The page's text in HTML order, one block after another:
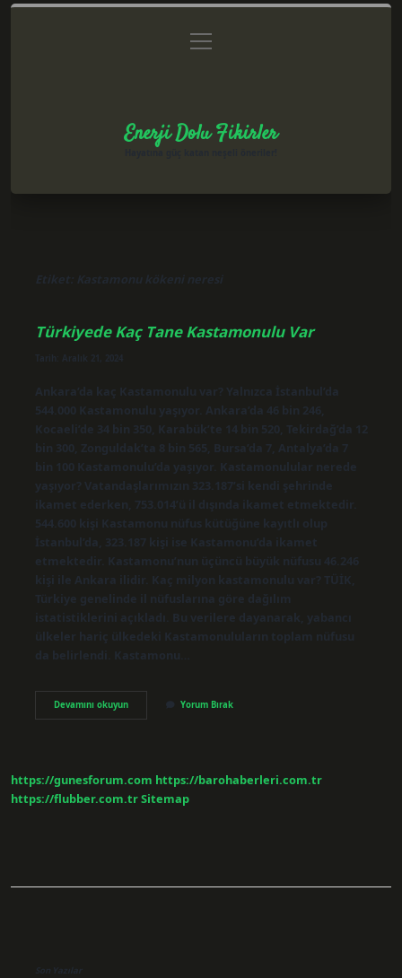
Gizlilik Politikası
menüyü
aç
Enerji Dolu Fikirler
Etiket: Kastamonu kökeni neresi
Türkiyede Kaç Tane Kastamonulu Var
Tarih: Aralık 21, 2024
Ankara’da kaç Kastamonulu var? Yalnızca İstanbul’da
544.000 Kastamonulu yaşıyor. Ankara’da 46 bin 246,
Kocaeli’de 34 bin 350, Karabük’te 14 bin 520, Tekirdağ’da 12
bin 300, Zonguldak’ta 8 bin 565, Bursa’da 7, Antalya’da 7
bin 100 Kastamonulu’da yaşıyor. Kastamonulular nerede
yaşıyor? Vatandaşlarımızın 323.187’si kendi şehrinde
ikamet ederken, 753.014’ü il dışında ikamet etmektedir.
544.600 kişi Kastamonu nüfus kütüğüne kayıtlı olup
İstanbul’da, 323.187 kişi ise Kastamonu’da ikamet
etmektedir. Kastamonu’nun üçüncü büyük nüfusu 46.246
kişi ile Ankara ilidir. Kaç milyon kastamonulu var? TÜİK,
Türkiye genelinde il nüfuslarına göre dağılım
istatistiklerini açıkladı. Bu verilere dayanarak, yabancı
ülkeler hariç ülkedeki Kastamonuluların toplam nüfusu
da belirlendi. Kastamonu…
Devamını okuyunTürkiyede
Kaç
Yorum Bırak
https://gunesforum.com https://barohaberleri.com.tr
https://flubber.com.trSitemap
Son Yazılar